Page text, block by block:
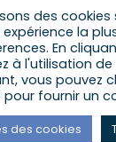
des
la
En
à l'utilisation de
vous pouvez
pour fournir un
des cookies